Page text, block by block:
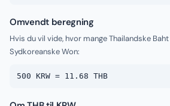
Omvendt beregning
Hvis du vil vide, hvor mange Thailandske
Sydkoreanske Won:
500 KRW = 11.68 THB